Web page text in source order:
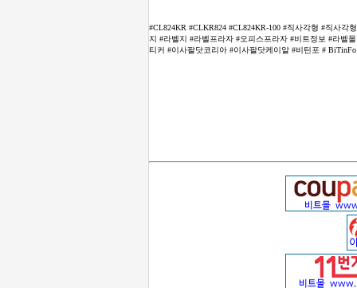
#CL824KR #CLKR824 #CL824KR-100 #직사각형 #직사
지 #라벨지 #라벨프라자 #오피스프라자 #비트정보 #라벨
티커 #이사팔닷코리아 #이사팔닷케이알 #비틴포 #